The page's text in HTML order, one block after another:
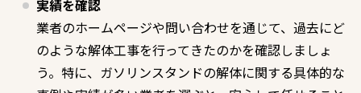
実績を確認
業者のホームページや問い合わせを通じて、過去にど
のような解体工事を行ってきたのかを確認しましょ
う。特に、ガソリンスタンドの解体に関する具体的な